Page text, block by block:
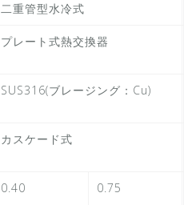
二重管型水冷式
プレート式熱交換器
SUS316(ブレージング：Cu)
カスケード式
0.40 0.75